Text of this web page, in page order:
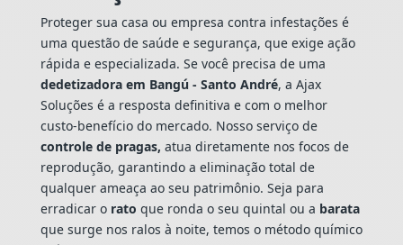
Proteger sua casa ou empresa contra infestações é
uma questão de saúde e segurança, que exige ação
rápida e especializada. Se você precisa de uma
dedetizadora em Bangú - Santo André, a Ajax
Soluções é a resposta definitiva e com o melhor
custo-benefício do mercado. Nosso serviço de
controle de pragas, atua diretamente nos focos de
reprodução, garantindo a eliminação total de
qualquer ameaça ao seu patrimônio. Seja para
erradicar o rato que ronda o seu quintal ou a barata
que surge nos ralos à noite, temos o método químico